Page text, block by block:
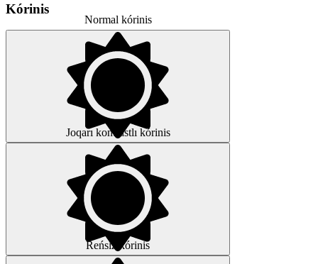
Kórinis
Normal kórinis
Joqarı kontrastlı kórinis
Reńsiz kórinis